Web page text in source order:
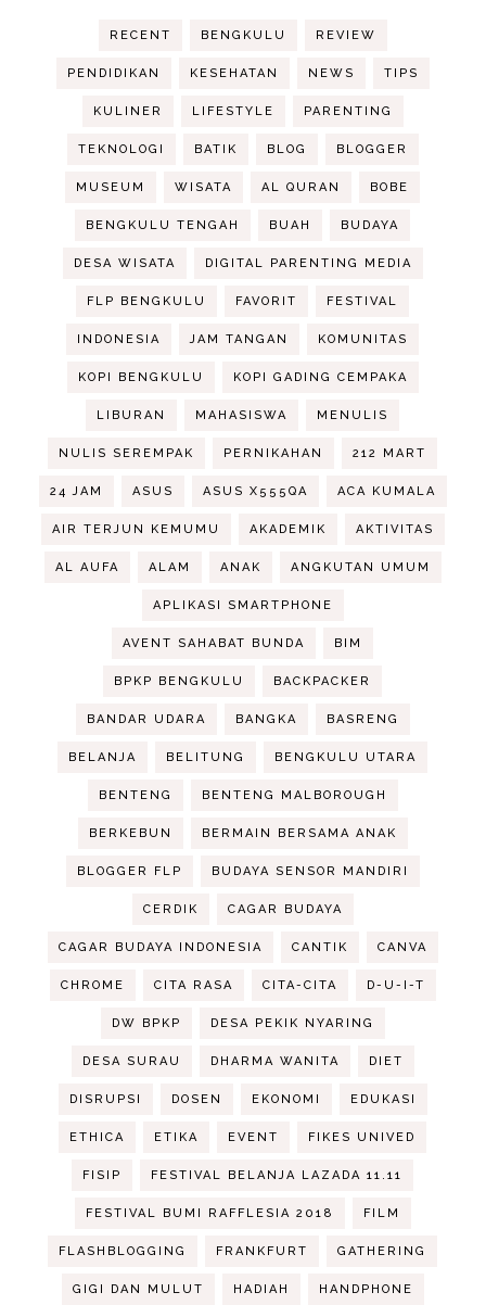
RECENT BENGKULU REVIEW
PENDIDIKAN KESEHATAN NEWS TIPS
KULINER LIFESTYLE PARENTING
TEKNOLOGI BATIK BLOG BLOGGER
MUSEUM WISATA AL QURAN BOBE
BENGKULU TENGAH BUAH BUDAYA
DESA WISATA DIGITAL PARENTING MEDIA
FLP BENGKULU FAVORIT FESTIVAL
INDONESIA JAM TANGAN KOMUNITAS
KOPI BENGKULU KOPI GADING CEMPAKA
LIBURAN MAHASISWA MENULIS
NULIS SEREMPAK PERNIKAHAN 212 MART
24 JAM ASUS ASUS X555QA ACA KUMALA
AIR TERJUN KEMUMU AKADEMIK AKTIVITAS
AL AUFA ALAM ANAK ANGKUTAN UMUM
APLIKASI SMARTPHONE
AVENT SAHABAT BUNDA BIM
BPKP BENGKULU BACKPACKER
BANDAR UDARA BANGKA BASRENG
BELANJA BELITUNG BENGKULU UTARA
BENTENG BENTENG MALBOROUGH
BERKEBUN BERMAIN BERSAMA ANAK
BLOGGER FLP BUDAYA SENSOR MANDIRI
CERDIK CAGAR BUDAYA
CAGAR BUDAYA INDONESIA CANTIK CANVA
CHROME CITA RASA CITA-CITA D-U-I-T
DW BPKP DESA PEKIK NYARING
DESA SURAU DHARMA WANITA DIET
DISRUPSI DOSEN EKONOMI EDUKASI
ETHICA ETIKA EVENT FIKES UNIVED
FISIP FESTIVAL BELANJA LAZADA 11.11
FESTIVAL BUMI RAFFLESIA 2018 FILM
FLASHBLOGGING FRANKFURT GATHERING
GIGI DAN MULUT HADIAH HANDPHONE